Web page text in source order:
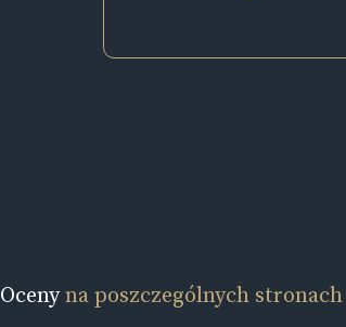
Ocenyna poszczególnych stronach